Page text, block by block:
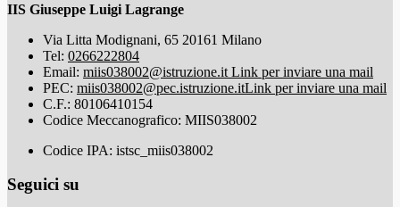
IIS Giuseppe Luigi Lagrange
Via Litta Modignani, 65 20161 Milano
Tel: 0266222804
Email: miis038002@istruzione.it Link per inviare una mail
PEC: miis038002@pec.istruzione.itLink per inviare una mail
C.F.: 80106410154
Codice Meccanografico: MIIS038002
Codice IPA: istsc_miis038002
Seguici su